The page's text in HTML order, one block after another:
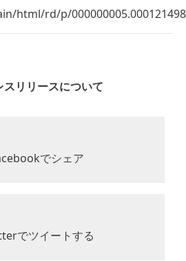
html/rd/p/
スリリースについて
でシェア
でツイートする